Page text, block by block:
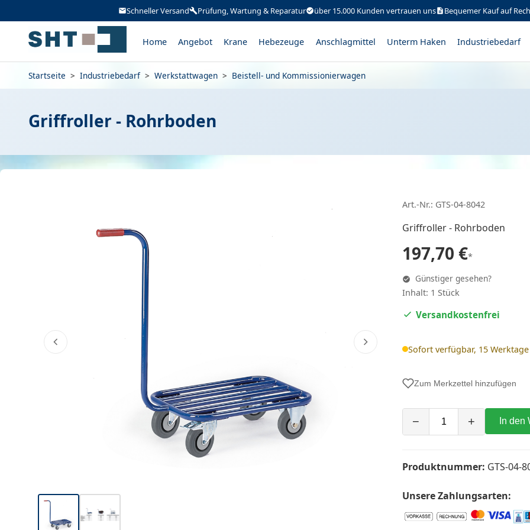
Schneller Versand Prüfung, Wartung & Reparatur über 15.000 Kunden vertrauen uns Bequemer Kauf auf
Home Angebot Krane Hebezeuge Anschlagmittel Unterm Haken Industriebedarf
Startseite > Industriebedarf > Werkstattwagen > Beistell- und Kommissionierwagen
Griffroller - Rohrboden
Art.-Nr.: GTS-04-8042
Griffroller - Rohrboden
197,70 €*
Günstiger gesehen?
Inhalt: 1 Stück
Versandkostenfrei
Sofort verfügbar, 15 Werktage
Zum Merkzettel hinzufügen
− + In den
Produktnummer: GTS-04-
Unsere Zahlungsarten: